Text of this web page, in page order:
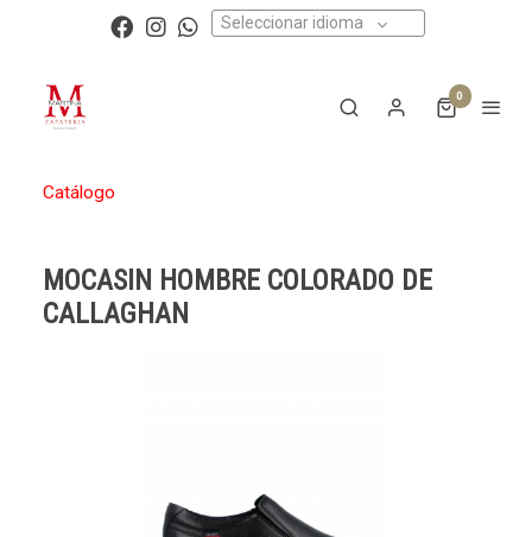
Seleccionar idioma
0
Catálogo
MOCASIN HOMBRE COLORADO DE
CALLAGHAN